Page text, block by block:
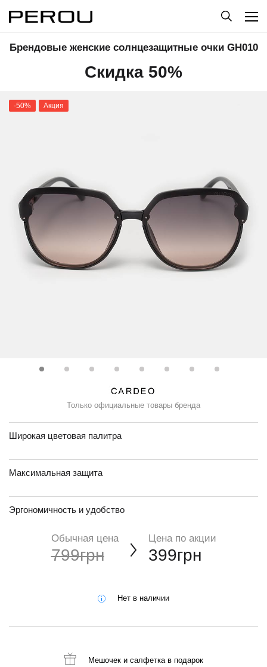
Брендовые женские солнцезащитные очки GH010
Скидка 50%
-50% Акция
Только официальные товары бренда
Широкая цветовая палитра
Максимальная защита
Эргономичность и удобство
Обычная цена
799грн
Цена по акции
399грн
Нет в наличии
Мешочек и салфеткав подарок